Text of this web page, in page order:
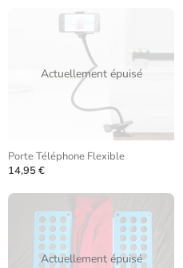
Actuellement épuisé
Porte Téléphone Flexible
14,95 €
Actuellement épuisé